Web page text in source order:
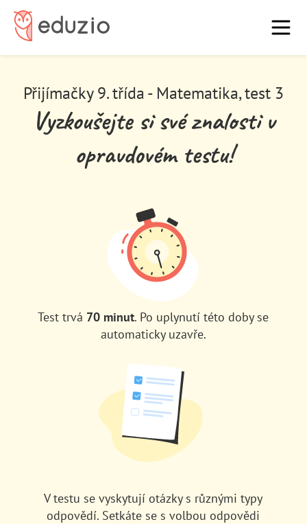
Blog
Vysoká škola
Domů
Přihlásit Registrovat
Přijímačky 9. třída - Matematika, test 3
Vyzkoušejte si své znalosti v
opravdovém testu!
Test trvá 70 minut. Po uplynutí této doby se
automaticky uzavře.
V testu se vyskytují otázky s různými typy
odpovědí. Setkáte se s volbou odpovědi